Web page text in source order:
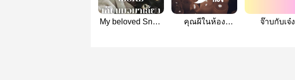
My beloved Snow
คุณผีในห้อง
จ๊าบกับเจ๋ง